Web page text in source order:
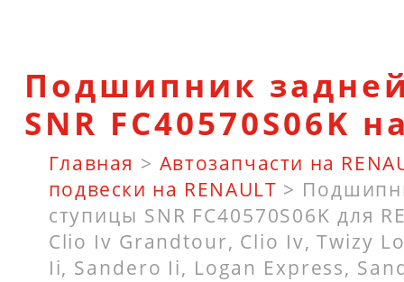
Подшипник
SNR FC40570S06K
Главная > Автозапчасти на
подвески на RENAULT >
ступицы SNR FC40570S06K для
Clio Iv Grandtour, Clio Iv, Twizy
Ii, Sandero Ii, Logan Express,